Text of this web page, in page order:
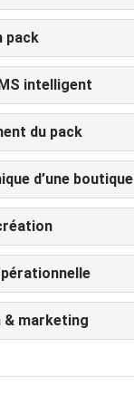
pack
intelligent
du pack
d’une boutique
& marketing